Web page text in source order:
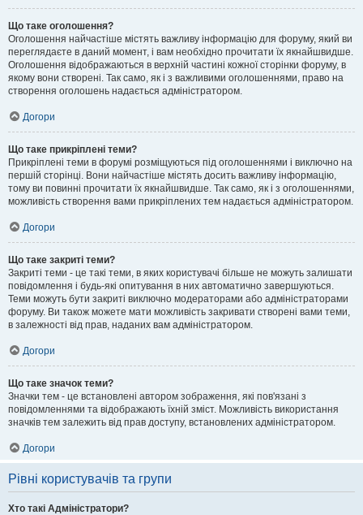
Що таке оголошення?
Оголошення найчастіше містять важливу інформацію для форуму, який ви
переглядаєте в даний момент, і вам необхідно прочитати їх якнайшвидше.
Оголошення відображаються в верхній частині кожної сторінки форуму, в
якому вони створені. Так само, як і з важливими оголошеннями, право на
створення оголошень надається адміністратором.
Догори
Що таке прикріплені теми?
Прикріплені теми в форумі розміщуються під оголошеннями і виключно на
першій сторінці. Вони найчастіше містять досить важливу інформацію,
тому ви повинні прочитати їх якнайшвидше. Так само, як і з оголошеннями,
можливість створення вами прикріплених тем надається адміністратором.
Догори
Що таке закриті теми?
Закриті теми - це такі теми, в яких користувачі більше не можуть залишати
повідомлення і будь-які опитування в них автоматично завершуються.
Теми можуть бути закриті виключно модераторами або адміністраторами
форуму. Ви також можете мати можливість закривати створені вами теми,
в залежності від прав, наданих вам адміністратором.
Догори
Що таке значок теми?
Значки тем - це встановлені автором зображення, які пов'язані з
повідомленнями та відображають їхній зміст. Можливість використання
значків тем залежить від прав доступу, встановлених адміністратором.
Догори
Рівні користувачів та групи
Хто такі Адміністратори?